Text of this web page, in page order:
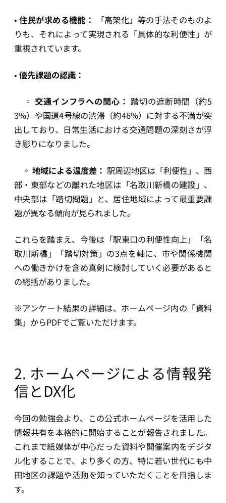
•住民が求める機能：
「高架化」等の手法そのものよ
りも、それによって実現される「具体的な利便性」が
重視されています。
• 優先課題の認識：
◦交通インフラへの関心： 踏切の遮断時間（約5
3%）や国道4号線の渋滞（約46%）に対する不満が突
出しており、日常生活における交通問題の深刻さが浮
き彫りになりました。
◦ 地域による温度差： 駅周辺地区は「利便性」、西
部・東部などの離れた地区は「名取川新橋の建設」、
中央部は「踏切問題」と、居住地域によって最重要課
題が異なる傾向が見られました。
これらを踏まえ、今後は「駅東口の利便性向上」「名
取川新橋」「踏切対策」の3点を軸に、市や関係機関
への働きかけを含め真剣に検討していく必要があると
の総括がありました。
※アンケート結果の詳細は、ホームページ内の「資料
集」からPDFでご覧いただけます。
2. ホームページによる情報発
信とDX化
今回の勉強会より、この公式ホームページを活用した
情報共有を本格的に開始することが報告されました。
これまで紙媒体が中心だった資料や開催案内をデジタ
ル化することで、より多くの方、特に若い世代にも中
田地区の課題や活動を知っていただくことを目指しま
す。